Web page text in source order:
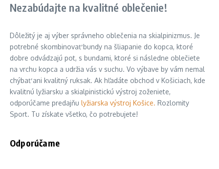
Nezabúdajte na kvalitné oblečenie!
Dôležitý je aj výber správneho oblečenia na skialpinizmus. Je
potrebné skombinovať bundy na šliapanie do kopca, ktoré
dobre odvádzajú pot, s bundami, ktoré si následne oblečiete
na vrchu kopca a udržia vás v suchu. Vo výbave by vám nemal
chýbať ani kvalitný ruksak. Ak hľadáte obchod v Košiciach, kde
kvalitnú lyžiarsku a skialpinistickú výstroj zoženiete,
odporúčame predajňu lyžiarska výstroj Košice. Rozlomity
Sport. Tu získate všetko, čo potrebujete!
Odporúčame